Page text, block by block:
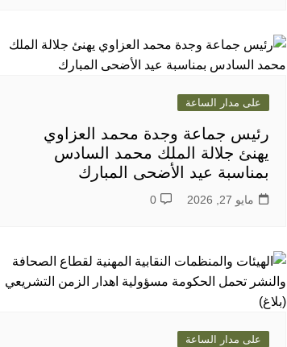
على مدار الساعة
رئيس جماعة وجدة محمد العزاوي
يهنئ جلالة الملك محمد السادس
بمناسبة عيد الأضحى المبارك
مايو 27, 2026 0
على مدار الساعة